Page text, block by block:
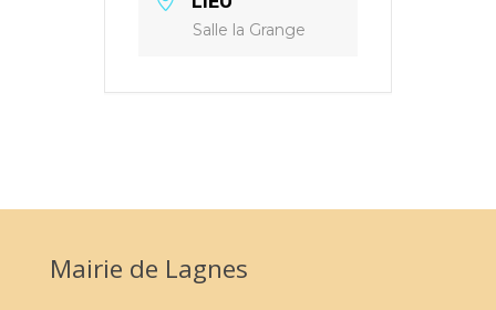
Salle la Grange
Mairie de Lagnes